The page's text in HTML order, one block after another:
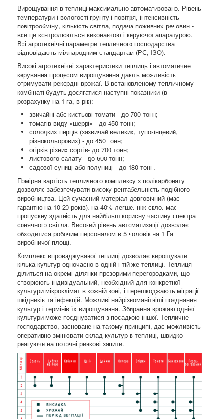
Вирощування в теплиці максимально автоматизовано. Рівень
температури і вологості грунту і повітря, інтенсивність
повітрообміну, кількість світла, подача поживних речовин -
все це контролюються виконавчою і керуючої апаратурою.
Всі агротехнічні параметри тепличного господарства
відповідають міжнародним стандартам (РЄ, ISO).
Високі агротехнічні характеристики теплиць і автоматичне
керування процесом вирощування дають можливість
отримувати рекордні врожаї. В встановленому тепличному
комбінаті будуть досягатися наступні показники (в
розрахунку на 1 га, в рік):
звичайні або кистьові томати - до 700 тонн;
томатів виду «шеррі» - до 450 тонн;
солодких перців (зазвичай великих, тупокінцевий,
різнокольорових) - до 450 тонн;
огірків різних сортів- до 700 тонн;
листового салату - до 600 тонн;
садової суниці або полуниці - до 180 тонн.
Помірна вартість тепличного комплексу з полікарбонату
дозволяє забезпечувати високу рентабельність подібного
виробництва. Цей сучасний матеріал довговічний (має
гарантію на 10-20 років), на 40% легше, ніж скло, має
пропускну здатність для найбільш корисну частину спектра
сонячного світла. Високий рівень автоматизації дозволяє
обходитися робочим персоналом в 5 чоловік на 1 Га
виробничої площі.
Комплекс впроваджуваної теплиці дозволяє вирощувати
кілька культур одночасно в одній і тій же теплиці. Теплиця
ділиться на окремі ділянки прозорими перегородками, що
створюють індивідуальний, необхідний для конкретної
культури мікроклімат в кожній зоні, і перешкоджають міграції
шкідників та інфекцій. Можливі найрізноманітніші поєднання
культур і термінів їх вирощування. Збирання врожаю однієї
культури може поєднуватися з посадкою іншої. Тепличне
господарство, засноване на такому принципі, дає можливість
оперативно змінювати склад культур в теплиці, швидко
реагуючи на поточні ринкові запити.